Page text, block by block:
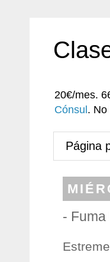
20€/mes.
Cónsul . No
Página
- Fuma